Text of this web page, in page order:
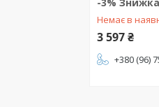
Немає в
3 597 ₴
+380 (96)